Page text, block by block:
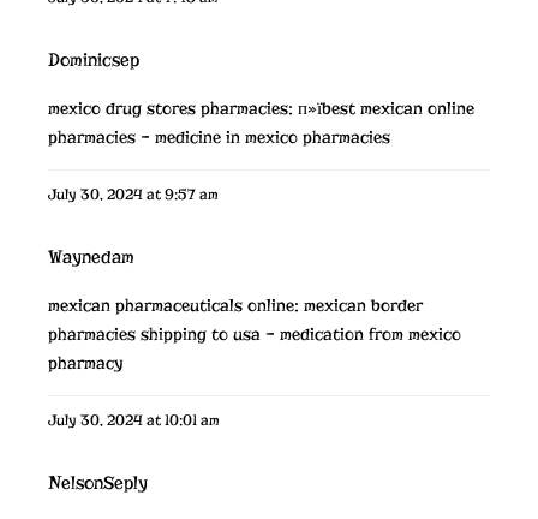
Dominicsep
mexico drug stores pharmacies: п»їbest mexican online
pharmacies – medicine in mexico pharmacies
July 30, 2024 at 9:57 am
Waynedam
mexican pharmaceuticals online: mexican border
pharmacies shipping to usa – medication from mexico
pharmacy
July 30, 2024 at 10:01 am
NelsonSeply